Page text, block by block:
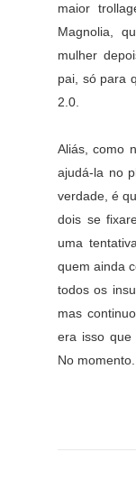
maior
Magnolia,
mulher
pai, só para
2.0.
Aliás, como
ajudá-la no
verdade, é
dois se
uma
quem ainda
todos os
mas
era isso que
No momento.